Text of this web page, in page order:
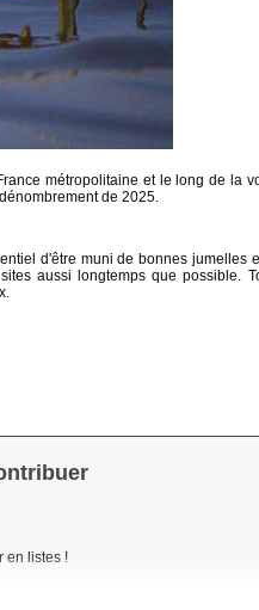
métropolitaine et le long de la
de 2025.
d'être muni de bonnes jumelles
aussi longtemps que possible.
en listes !